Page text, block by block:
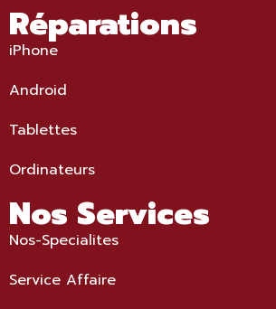
Réparations
iPhone
Android
Tablettes
Ordinateurs
Nos Services
Nos-Specialites
Service Affaire